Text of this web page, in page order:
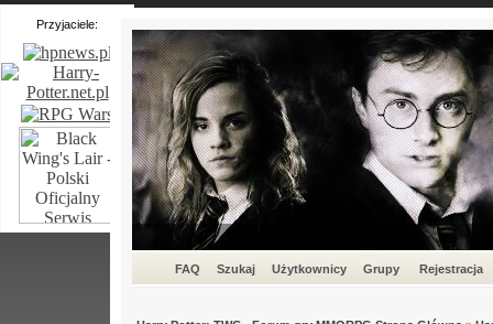
Przyjaciele:
FAQ Szukaj Użytkownicy Grupy Rejestracja